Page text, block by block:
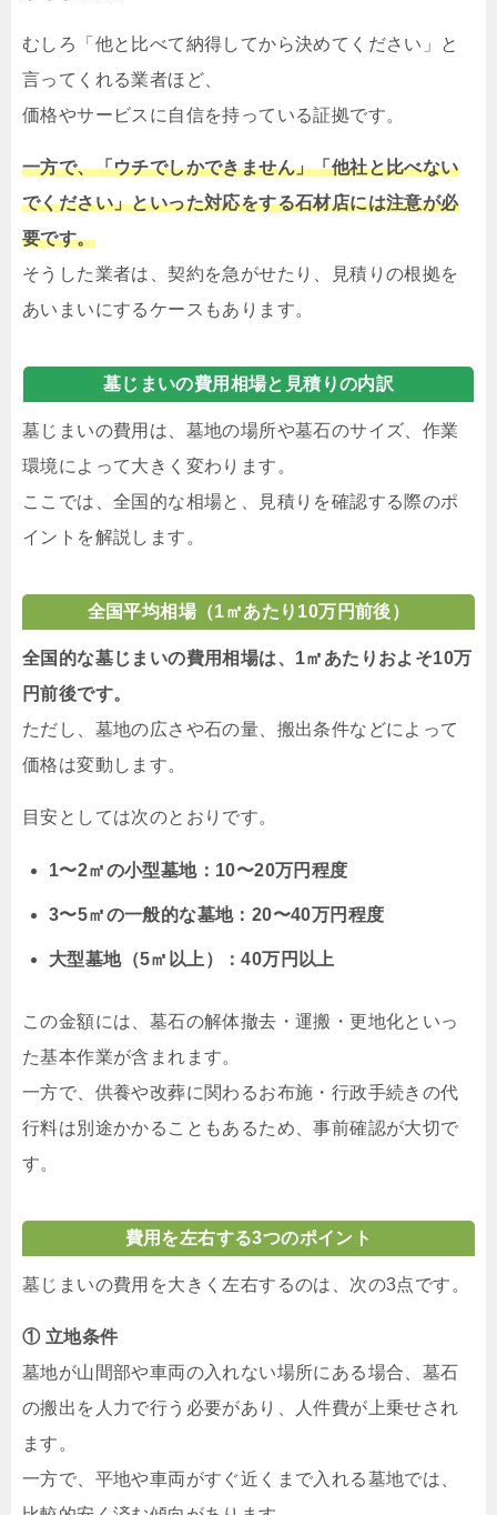
むしろ「他と比べて納得してから決めてください」と
言ってくれる業者ほど、
価格やサービスに自信を持っている証拠です。
一方で、「ウチでしかできません」「他社と比べない
でください」といった対応をする石材店には注意が必
要です。
そうした業者は、契約を急がせたり、見積りの根拠を
あいまいにするケースもあります。
墓じまいの費用相場と見積りの内訳
墓じまいの費用は、墓地の場所や墓石のサイズ、作業
環境によって大きく変わります。
ここでは、全国的な相場と、見積りを確認する際のポ
イントを解説します。
全国平均相場（1㎡あたり10万円前後）
全国的な墓じまいの費用相場は、1㎡あたりおよそ10万
円前後です。
ただし、墓地の広さや石の量、搬出条件などによって
価格は変動します。
目安としては次のとおりです。
1〜2㎡の小型墓地：10〜20万円程度
3〜5㎡の一般的な墓地：20〜40万円程度
大型墓地（5㎡以上）：40万円以上
この金額には、墓石の解体撤去・運搬・更地化といっ
た基本作業が含まれます。
一方で、供養や改葬に関わるお布施・行政手続きの代
行料は別途かかることもあるため、事前確認が大切で
す。
費用を左右する3つのポイント
墓じまいの費用を大きく左右するのは、次の3点です。
① 立地条件
墓地が山間部や車両の入れない場所にある場合、墓石
の搬出を人力で行う必要があり、人件費が上乗せされ
ます。
一方で、平地や車両がすぐ近くまで入れる墓地では、